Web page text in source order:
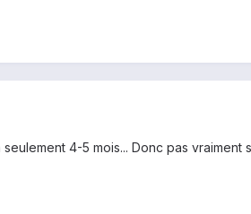
seulement 4-5 mois... Donc pas